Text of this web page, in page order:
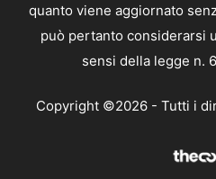
quanto viene aggiornato
può pertanto considerarsi
sensi della legge n.
Copyright ©2026 - Tutti i